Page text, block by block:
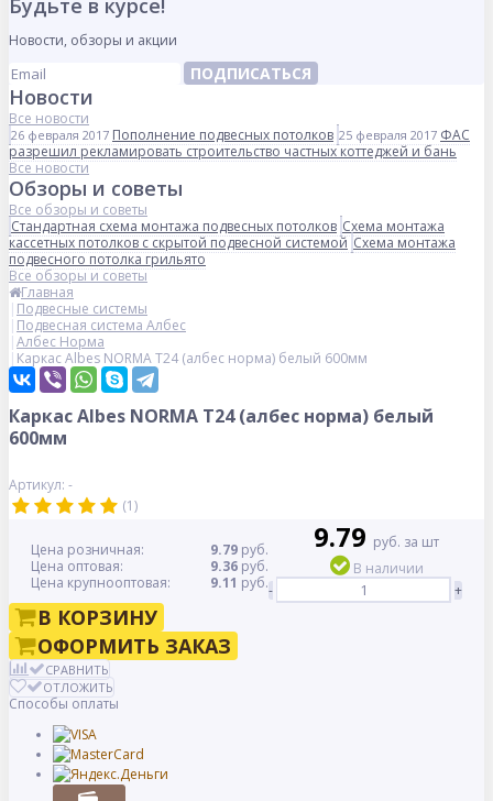
Будьте в курсе!
Новости, обзоры и акции
ПОДПИСАТЬСЯ
Новости
Все новости
26 февраля 2017 Пополнение подвесных потолков 25 февраля 2017 ФАС
разрешил рекламировать строительство частных коттеджей и бань
Все новости
Обзоры и советы
Все обзоры и советы
Стандартная схема монтажа подвесных потолков Схема монтажа
кассетных потолков с скрытой подвесной системой Схема монтажа
подвесного потолка грильято
Все обзоры и советы
Главная
Подвесные системы
Подвесная система Албес
Албес Норма
Каркас Albes NORMA Т24 (албес норма) белый 600мм
Каркас Albes NORMA Т24 (албес норма) белый
600мм
Артикул: -
(1)
Цена розничная: 9.79 руб.
Цена оптовая:
9.36 руб.
Цена крупнооптовая:
9.11 руб.
9.79 руб. за шт
В наличии
-
+
В КОРЗИНУ
ОФОРМИТЬ ЗАКАЗ
СРАВНИТЬ
ОТЛОЖИТЬ
Способы оплаты